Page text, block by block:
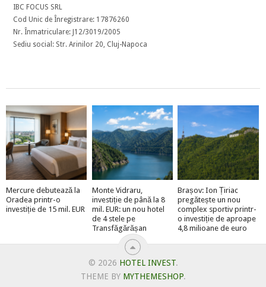
IBC FOCUS SRL
Cod Unic de Înregistrare: 17876260
Nr. Înmatriculare: J12/3019/2005
Sediu social: Str. Arinilor 20, Cluj-Napoca
Mercure debutează la
Oradea printr-o
investiție de 15 mil. EUR
Monte Vidraru,
investiție de până la 8
mil. EUR: un nou hotel
de 4 stele pe
Transfăgărășan
Brașov: Ion Țiriac
pregătește un nou
complex sportiv printr-
o investiție de aproape
4,8 milioane de euro
© 2026 HOTEL INVEST.
THEME BY MYTHEMESHOP.